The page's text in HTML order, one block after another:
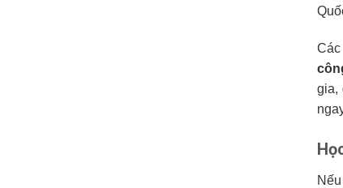
Các
gia,